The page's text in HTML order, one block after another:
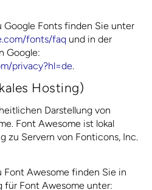
Fonts finden Sie unter
fonts/faq und in der
Google:
privacy?hl=de.
Hosting)
Darstellung von
Font Awesome ist lokal
zu Servern von Fonticons, Inc.
Awesome finden Sie in
für Font Awesome unter: